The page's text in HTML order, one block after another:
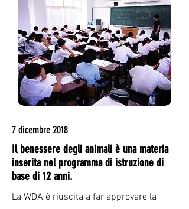
7 dicembre 2018
Il benessere degli animali è una materia
inserita nel programma di istruzione di
base di 12 anni.
La WDA è riuscita a far approvare la